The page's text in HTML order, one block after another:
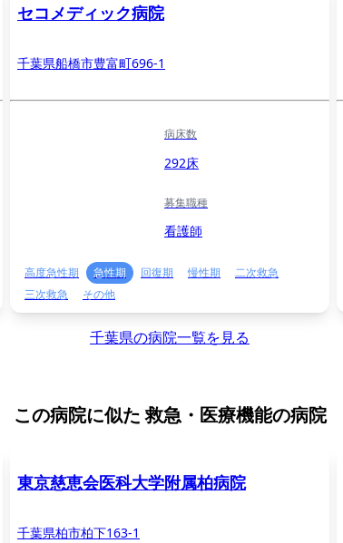
セコメディック病院
千葉県船橋市豊富町696-1
病床数
292床
募集職種
看護師
高度急性期 急性期 回復期 慢性期
二次救急
三次救急
その他
千葉県の病院一覧を見る
この病院に似た 救急・医療機能の病院
東京慈恵会医科大学附属柏病院
千葉県柏市柏下163-1